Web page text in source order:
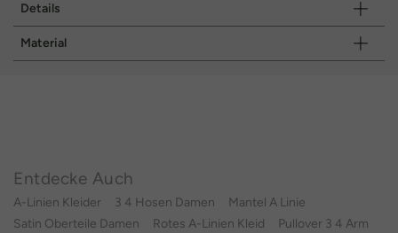
Details
Material
Entdecke Auch
A-Linien Kleider 3 4 Hosen Damen
Mantel A Linie
Satin Oberteile Damen
Rotes A-Linien Kleid
Pullover 3 4 Arm